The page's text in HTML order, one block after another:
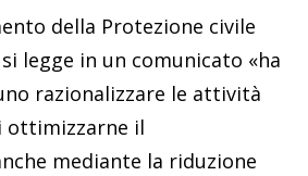
della Protezione civile
si legge in un comunicato «ha
razionalizzare le attività
ottimizzarne il
mediante la riduzione